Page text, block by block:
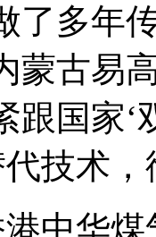
了多年
蒙古易
跟国家
技术
中华